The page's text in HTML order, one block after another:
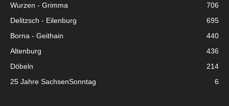
Wurzen - Grimma
706
Delitzsch - Eilenburg
695
Borna - Geithain
440
Altenburg
436
Döbeln
214
25 Jahre SachsenSonntag
6